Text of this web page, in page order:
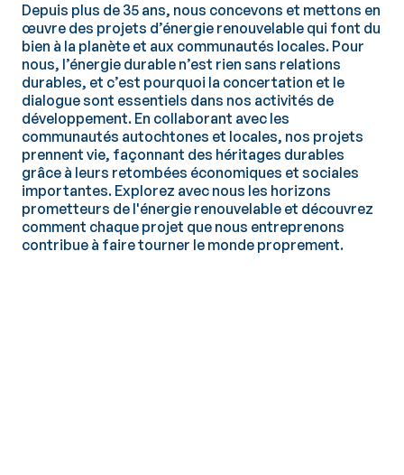
Depuis plus de 35 ans, nous concevons et mettons en
œuvre des projets d’énergie renouvelable qui font du
bien à la planète et aux communautés locales. Pour
nous, l’énergie durable n’est rien sans relations
durables, et c’est pourquoi la concertation et le
dialogue sont essentiels dans nos activités de
développement. En collaborant avec les
communautés autochtones et locales, nos projets
prennent vie, façonnant des héritages durables
grâce à leurs retombées économiques et sociales
importantes. Explorez avec nous les horizons
prometteurs de l'énergie renouvelable et découvrez
comment chaque projet que nous entreprenons
contribue à faire tourner le monde proprement.